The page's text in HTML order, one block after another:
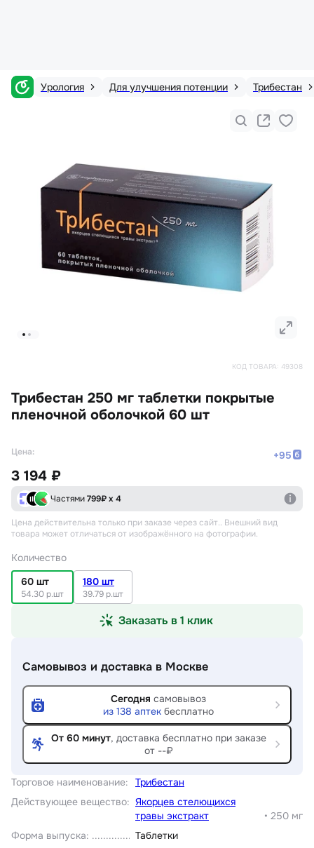
Урология Для улучшения потенции Трибестан
КОД ТОВАРА: 49308
Трибестан 250 мг таблетки покрытые
пленочной оболочкой 60 шт
Торговое наименование:
Трибестан
Действующее вещество: Якорцев стелющихся
травы экстракт
• 250 мг
Форма выпуска:
Таблетки
Цена: +95
3 194 ₽
Частями799₽ х 4
Цена действительна только при заказе через сайт.. Внешний вид
товара может отличаться от изображённого на фотографии.
Количество
60 шт
54.30 р.шт
180 шт
39.79 р.шт
Заказать в 1 клик
Самовывоз и доставка в Москве
Сегодня самовывоз
из 138 аптек бесплатно
От 60 минут, доставка бесплатно при заказе
от --₽